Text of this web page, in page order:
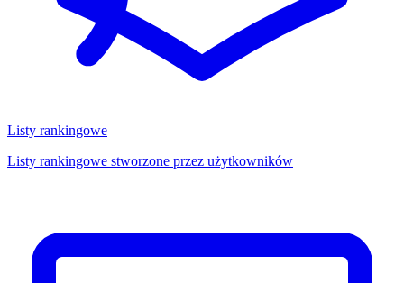
Listy rankingowe
Listy rankingowe stworzone przez użytkowników